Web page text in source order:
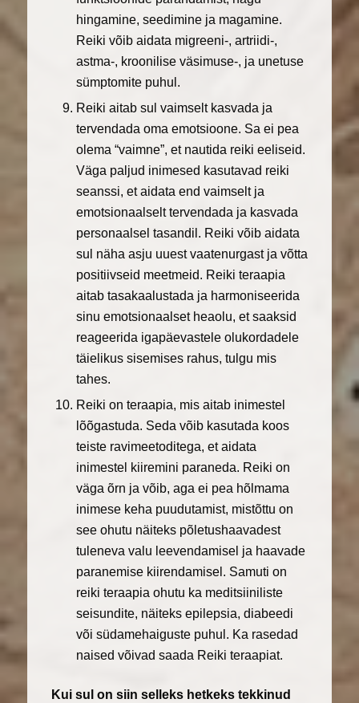
hingamine, seedimine ja magamine.
Reiki võib aidata migreeni-, artriidi-,
astma-, kroonilise väsimuse-, ja unetuse
sümptomite puhul.
Reiki aitab sul vaimselt kasvada ja
tervendada oma emotsioone. Sa ei pea
olema “vaimne”, et nautida reiki eeliseid.
Väga paljud inimesed kasutavad reiki
seanssi, et aidata end vaimselt ja
emotsionaalselt tervendada ja kasvada
personaalsel tasandil. Reiki võib aidata
sul näha asju uuest vaatenurgast ja võtta
positiivseid meetmeid. Reiki teraapia
aitab tasakaalustada ja harmoniseerida
sinu emotsionaalset heaolu, et saaksid
reageerida igapäevastele olukordadele
täielikus sisemises rahus, tulgu mis
tahes.
Reiki on teraapia, mis aitab inimestel
lõõgastuda. Seda võib kasutada koos
teiste ravimeetoditega, et aidata
inimestel kiiremini paraneda. Reiki on
väga õrn ja võib, aga ei pea hõlmama
inimese keha puudutamist, mistõttu on
see ohutu näiteks põletushaavadest
tuleneva valu leevendamisel ja haavade
paranemise kiirendamisel. Samuti on
reiki teraapia ohutu ka meditsiiniliste
seisundite, näiteks epilepsia, diabeedi
või südamehaiguste puhul. Ka rasedad
naised võivad saada Reiki teraapiat.
Kui sul on siin selleks hetkeks tekkinud